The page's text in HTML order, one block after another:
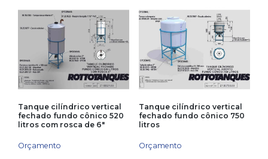
Tanque cilíndrico vertical
fechado fundo cônico 520
litros com rosca de 6″
Orçamento
Tanque cilíndrico vertical
fechado fundo cônico 750
litros
Orçamento